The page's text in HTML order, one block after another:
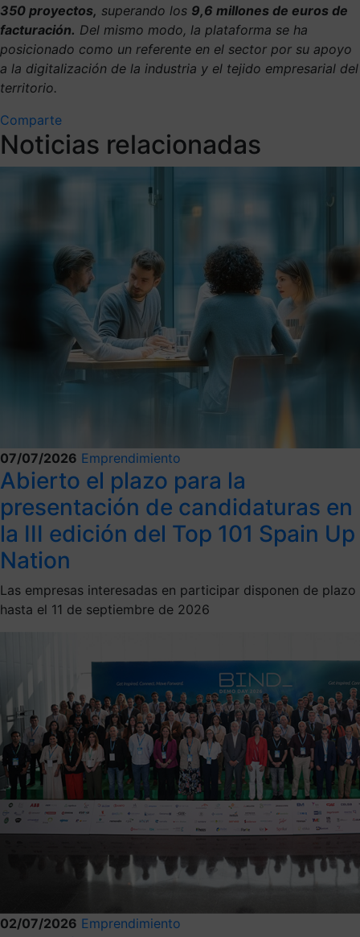
350 proyectos, superando los 9,6 millones de euros de
facturación. Del mismo modo, la plataforma se ha
posicionado como un referente en el sector por su apoyo
a la digitalización de la industria y el tejido empresarial del
territorio.
Comparte
Noticias relacionadas
07/07/2026 Emprendimiento
Abierto el plazo para la
presentación de candidaturas en
la III edición del Top 101 Spain Up
Nation
Las empresas interesadas en participar disponen de plazo
hasta el 11 de septiembre de 2026
02/07/2026 Emprendimiento